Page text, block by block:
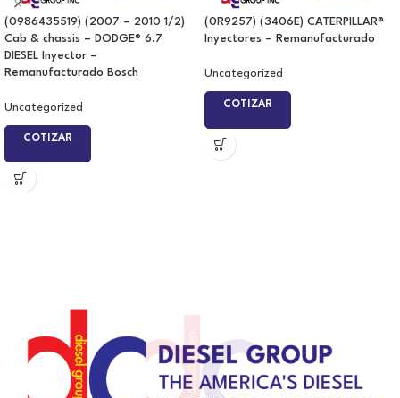
(0986435519) (2007 – 2010 1/2)
Cab & chassis – DODGE® 6.7
DIESEL Inyector –
Remanufacturado Bosch
Uncategorized
COTIZAR
(0R9257) (3406E) CATERPILLAR®
Inyectores – Remanufacturado
Uncategorized
COTIZAR